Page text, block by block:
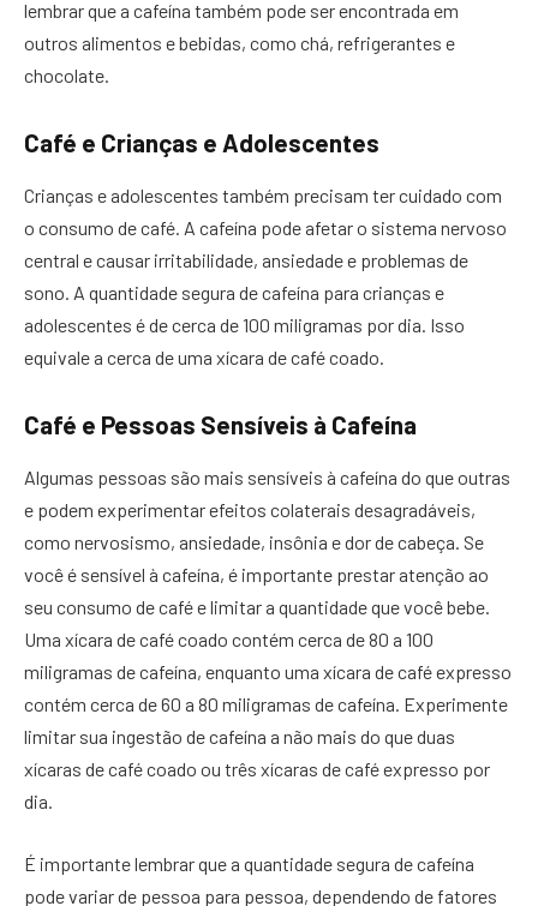
lembrar que a cafeína também pode ser encontrada em
outros alimentos e bebidas, como chá, refrigerantes e
chocolate.
Café e Crianças e Adolescentes
Crianças e adolescentes também precisam ter cuidado com
o consumo de café. A cafeína pode afetar o sistema nervoso
central e causar irritabilidade, ansiedade e problemas de
sono. A quantidade segura de cafeína para crianças e
adolescentes é de cerca de 100 miligramas por dia. Isso
equivale a cerca de uma xícara de café coado.
Café e Pessoas Sensíveis à Cafeína
Algumas pessoas são mais sensíveis à cafeína do que outras
e podem experimentar efeitos colaterais desagradáveis,
como nervosismo, ansiedade, insônia e dor de cabeça. Se
você é sensível à cafeína, é importante prestar atenção ao
seu consumo de café e limitar a quantidade que você bebe.
Uma xícara de café coado contém cerca de 80 a 100
miligramas de cafeína, enquanto uma xícara de café expresso
contém cerca de 60 a 80 miligramas de cafeína. Experimente
limitar sua ingestão de cafeína a não mais do que duas
xícaras de café coado ou três xícaras de café expresso por
dia.
É importante lembrar que a quantidade segura de cafeína
pode variar de pessoa para pessoa, dependendo de fatores